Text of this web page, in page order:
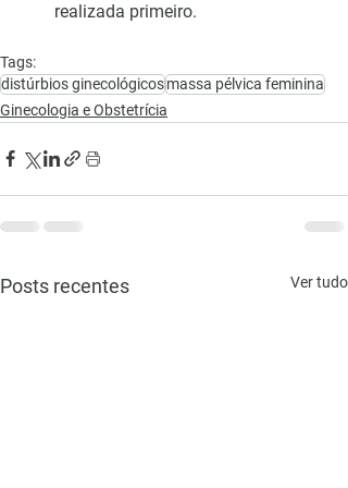
realizada primeiro.
Tags:
distúrbios ginecológicosmassa pélvica feminina
Ginecologia e Obstetrícia
Posts recentes Ver tudo